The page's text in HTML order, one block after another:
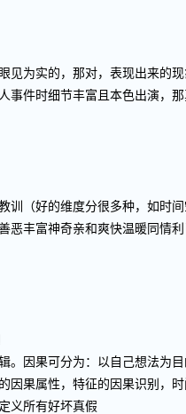
见为实的，那对，表现出来的
事件时细节丰富且本色出演，
训（好的维度分很多种，如时
恶丰富神奇亲和爽快温暖同情
。因果可分为：以自己想法为
因果属性，特征的因果识别，
义所有好坏真假